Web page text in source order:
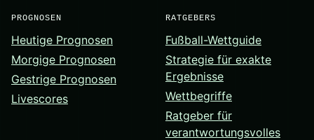
PROGNOSEN
Heutige Prognosen
Morgige Prognosen
Gestrige Prognosen
Livescores
RATGEBERS
Fußball-Wettguide
Strategie für exakte
Ergebnisse
Wettbegriffe
Ratgeber für
verantwortungsvolles